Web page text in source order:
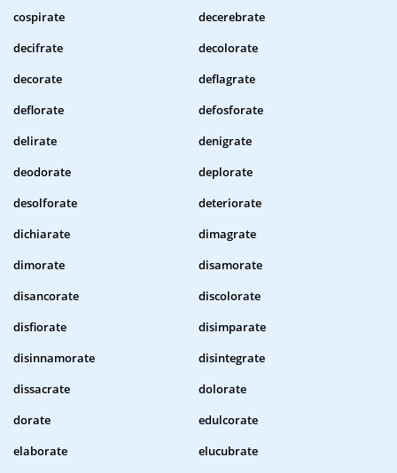
cospirate
decerebrate
decifrate
decolorate
decorate
deflagrate
deflorate
defosforate
delirate
denigrate
deodorate
deplorate
desolforate
deteriorate
dichiarate
dimagrate
dimorate
disamorate
disancorate
discolorate
disfiorate
disimparate
disinnamorate
disintegrate
dissacrate
dolorate
dorate
edulcorate
elaborate
elucubrate